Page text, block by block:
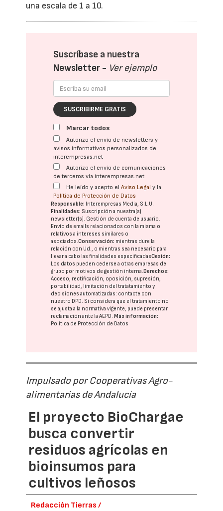
una escala de 1 a 10.
Suscríbase a nuestra
Newsletter - Ver ejemplo
SUSCRIBIRME GRATIS
Marcar todos
Autorizo el envío de newsletters y
avisos informativos personalizados de
interempresas.net
Autorizo el envío de comunicaciones
de terceros vía interempresas.net
He leído y acepto elAviso Legal y la
Política de Protección de Datos
Responsable: Interempresas Media, S.L.U.
Finalidades: Suscripción a nuestra(s)
newsletter(s). Gestión de cuenta de usuario.
Envío de emails relacionados con la misma o
relativos a intereses similares o
asociados.Conservación: mientras dure la
relación con Ud., o mientras sea necesario para
llevar a cabo las finalidades especificadasCesión:
Los datos pueden cederse a otras empresas del
grupo por motivos de gestión interna. Derechos:
Acceso, rectificación, oposición, supresión,
portabilidad, limitación del tratatamiento y
decisiones automatizadas: contacte con
nuestro DPD. Si considera que el tratamiento no
se ajusta a la normativa vigente, puede presentar
reclamación ante laAEPD. Más información:
Política de Protección de Datos
Impulsado por Cooperativas Agro-
alimentarias de Andalucía
El proyecto BioChargae
busca convertir
residuos agrícolas en
bioinsumos para
cultivos leñosos
Redacción Tierras /